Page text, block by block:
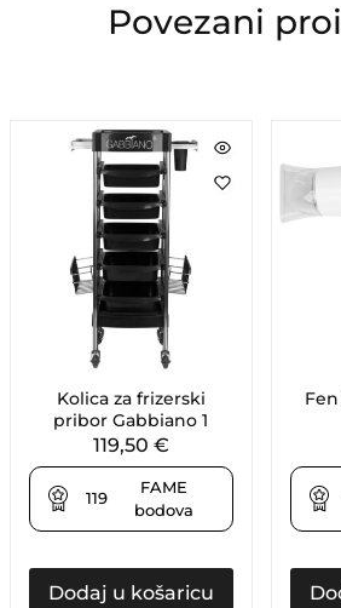
Povezani
Kolica za frizerski
pribor Gabbiano 1
119,50 €
119
FAME
bodova
Dodaj u košaricu